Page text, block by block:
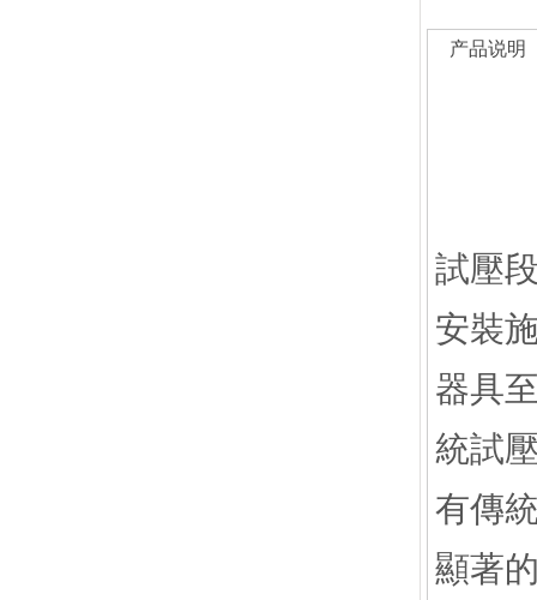
产品说明
試壓
安裝
器具
統試
有傳
顯著